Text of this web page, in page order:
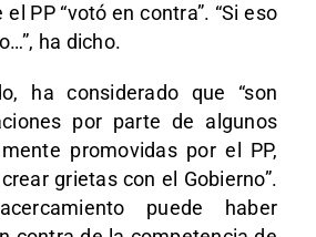
PP “votó en contra”. “Si eso
ha dicho.
ha considerado que “son
por parte de algunos
promovidas por el PP,
grietas con el Gobierno”.
puede haber